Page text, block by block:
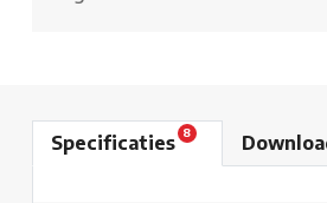
Specificaties 8